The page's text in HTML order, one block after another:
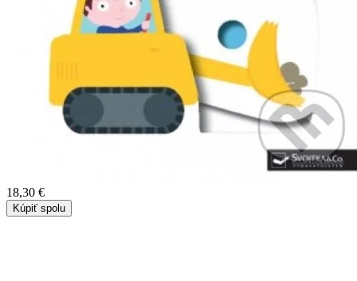
18,30 €
Kúpiť spolu